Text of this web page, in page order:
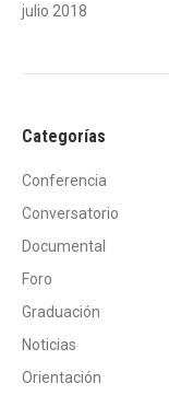
julio 2018
Categorías
Conferencia
Conversatorio
Documental
Foro
Graduación
Noticias
Orientación